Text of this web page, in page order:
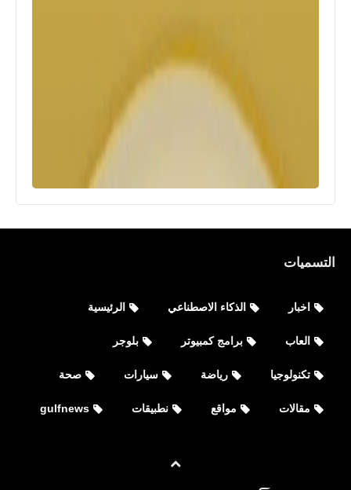
التسميات
اخبار الذكاء الاصطناعي الرئيسية
العاب برامج كمبيوتر بلوجر
تكنولوجيا رياضة سيارات صحة
مقالات مواقع نطبيقات gulfnews